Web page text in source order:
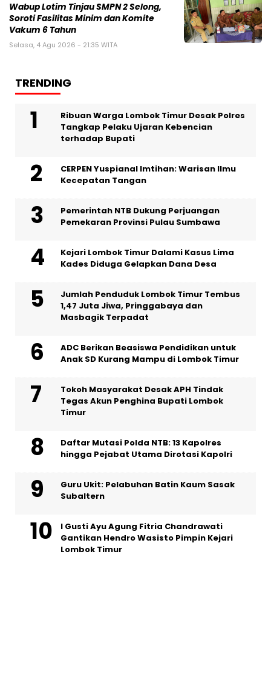
Wabup Lotim Tinjau SMPN 2 Selong,
Soroti Fasilitas Minim dan Komite
Vakum 6 Tahun
Selasa, 4 Agu 2026 - 21:35 WITA
TRENDING
Ribuan Warga Lombok Timur Desak Polres
Tangkap Pelaku Ujaran Kebencian
terhadap Bupati
CERPEN Yuspianal Imtihan: Warisan Ilmu
Kecepatan Tangan
Pemerintah NTB Dukung Perjuangan
Pemekaran Provinsi Pulau Sumbawa
Kejari Lombok Timur Dalami Kasus Lima
Kades Diduga Gelapkan Dana Desa
Jumlah Penduduk Lombok Timur Tembus
1,47 Juta Jiwa, Pringgabaya dan
Masbagik Terpadat
ADC Berikan Beasiswa Pendidikan untuk
Anak SD Kurang Mampu di Lombok Timur
Tokoh Masyarakat Desak APH Tindak
Tegas Akun Penghina Bupati Lombok
Timur
Daftar Mutasi Polda NTB: 13 Kapolres
hingga Pejabat Utama Dirotasi Kapolri
Guru Ukit: Pelabuhan Batin Kaum Sasak
Subaltern
I Gusti Ayu Agung Fitria Chandrawati
Gantikan Hendro Wasisto Pimpin Kejari
Lombok Timur